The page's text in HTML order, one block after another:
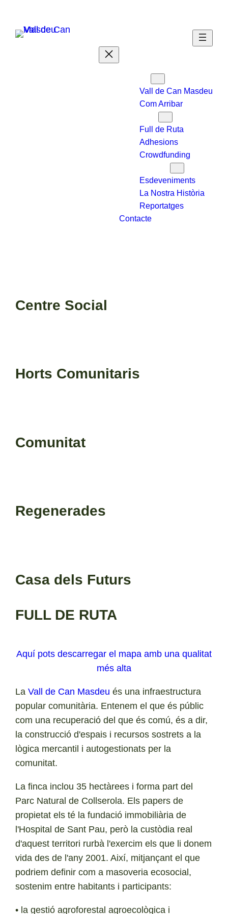
contingut
Vall de Can Masdeu
Com Arribar
Full de Ruta
Adhesions
Crowdfunding
Esdeveniments
La Nostra Història
Reportatges
Contacte
Centre Social
Horts Comunitaris
Comunitat
Regenerades
Casa dels Futurs
FULL DE RUTA
Aquí pots descarregar el mapa amb una qualitat
més alta
LaVall de Can Masdeu és una infraestructura
popular comunitària. Entenem el que és públic
com una recuperació del que és comú, és a dir,
la construcció d'espais i recursos sostrets a la
lògica mercantil i autogestionats per la
comunitat.
La finca inclou 35 hectàrees i forma part del
Parc Natural de Collserola. Els papers de
propietat els té la fundació immobiliària de
l'Hospital de Sant Pau, però la custòdia real
d'aquest territori rurbà l'exercim els que li donem
vida des de l'any 2001. Així, mitjançant el que
podriem definir com a masoveria ecosocial,
sostenim entre habitants i participants:
• la gestió agroforestal agroecològica i